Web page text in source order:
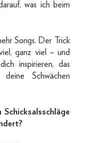
was ich beim
Songs. Der Trick
ganz viel – und
inspirieren, das
Schwächen